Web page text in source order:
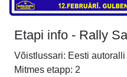
Etapi info - Rally
Võistlussari: Eesti
Mitmes etapp: 2